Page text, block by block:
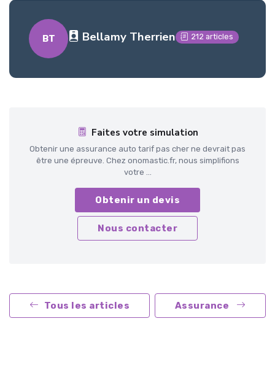
BT Bellamy Therrien 212 articles
Faites votre simulation
Obtenir une assurance auto tarif pas cher ne devrait pas
être une épreuve. Chez onomastic.fr, nous simplifions
votre ...
Obtenir un devis
Nous contacter
Tous les articles Assurance